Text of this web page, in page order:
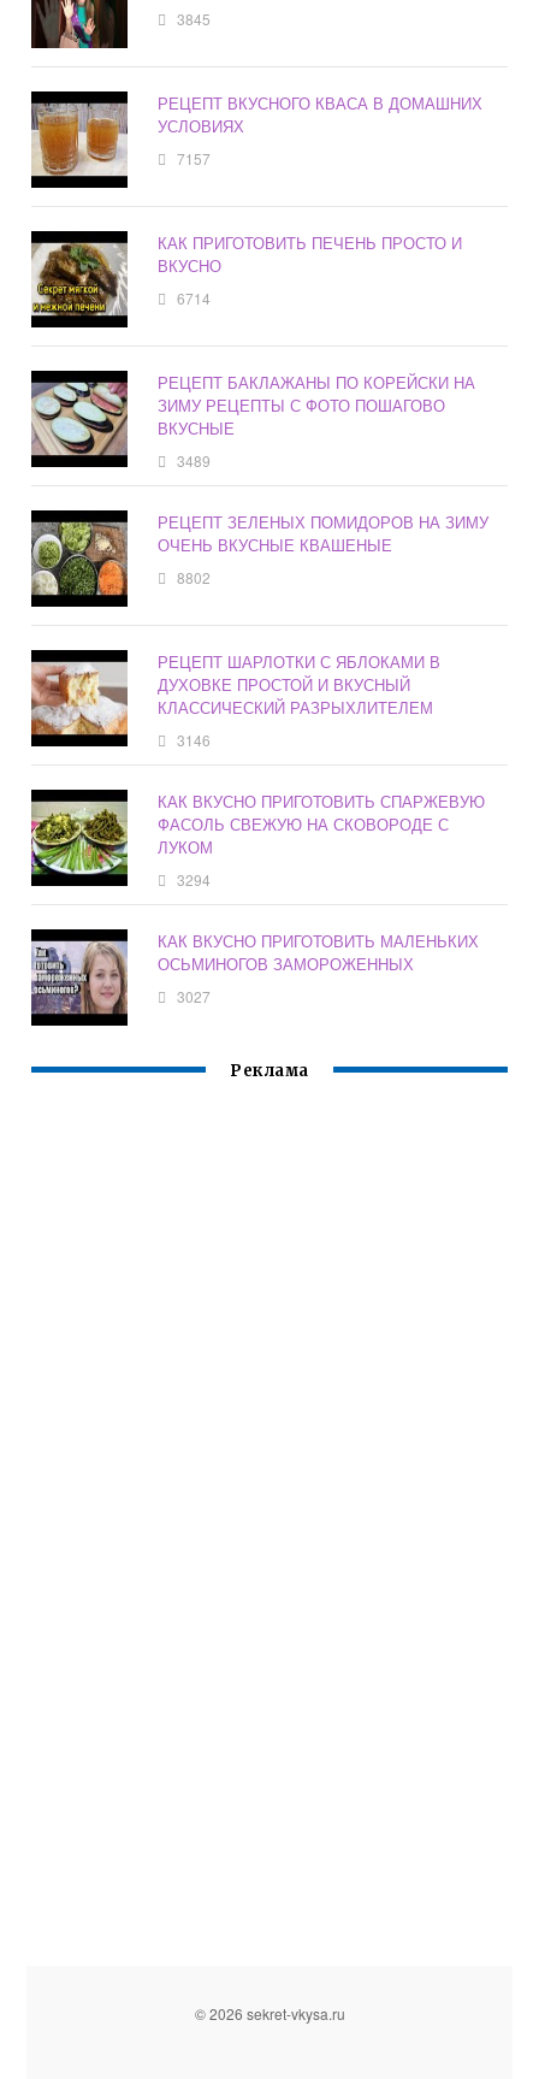
3845
РЕЦЕПТ ВКУСНОГО КВАСА В ДОМАШНИХ
УСЛОВИЯХ
7157
КАК ПРИГОТОВИТЬ ПЕЧЕНЬ ПРОСТО И
ВКУСНО
6714
РЕЦЕПТ БАКЛАЖАНЫ ПО КОРЕЙСКИ НА
ЗИМУ РЕЦЕПТЫ С ФОТО ПОШАГОВО
ВКУСНЫЕ
3489
РЕЦЕПТ ЗЕЛЕНЫХ ПОМИДОРОВ НА ЗИМУ
ОЧЕНЬ ВКУСНЫЕ КВАШЕНЫЕ
8802
РЕЦЕПТ ШАРЛОТКИ С ЯБЛОКАМИ В
ДУХОВКЕ ПРОСТОЙ И ВКУСНЫЙ
КЛАССИЧЕСКИЙ РАЗРЫХЛИТЕЛЕМ
3146
КАК ВКУСНО ПРИГОТОВИТЬ СПАРЖЕВУЮ
ФАСОЛЬ СВЕЖУЮ НА СКОВОРОДЕ С
ЛУКОМ
3294
КАК ВКУСНО ПРИГОТОВИТЬ МАЛЕНЬКИХ
ОСЬМИНОГОВ ЗАМОРОЖЕННЫХ
3027
Реклама
© 2026 sekret-vkysa.ru